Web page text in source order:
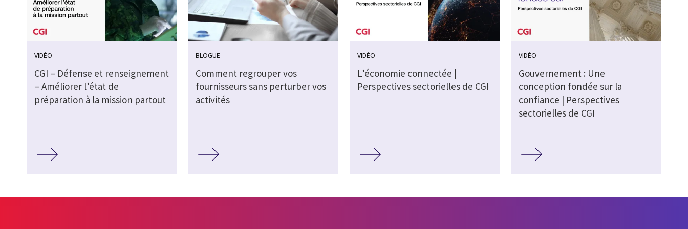
VIDÉO
CGI – Défense et renseignement
– Améliorer l’état de
préparation à la mission partout
BLOGUE
Comment regrouper vos
fournisseurs sans perturber vos
activités
VIDÉO
L’économie connectée |
Perspectives sectorielles de CGI
VIDÉO
Gouvernement : Une
conception fondée sur la
confiance | Perspectives
sectorielles de CGI